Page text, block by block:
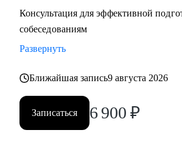
Консультация для эффективной
собеседованиям
Развернуть
Ближайшая запись9 августа 2026
Записаться 6 900 ₽